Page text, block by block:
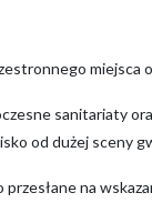
miejsca
sanitariaty
od dużej sceny
przesłane na